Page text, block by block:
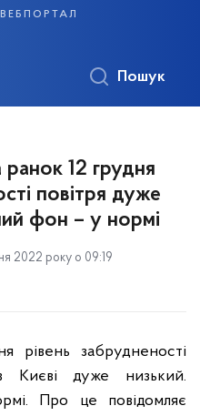
Пошук
12 грудня
повітря дуже
фон – у нормі
2022 року о 09:19
рівень забрудненості
Києві дуже низький.
Про це повідомляє